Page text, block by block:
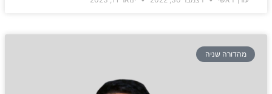
מהדורה שניה